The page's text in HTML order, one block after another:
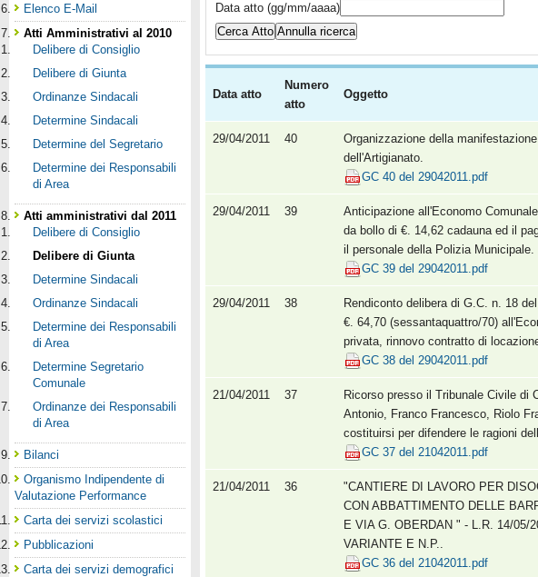
Data atto (gg/mm/aaaa)
Data atto
Numero
atto
Oggetto
29/04/2011 40
Organizzazione della
dell'Artigianato.
GC 40 del 29042011.pdf
29/04/2011 39
Anticipazione all'Economo
da bollo di €. 14,62 cadauna ed il
il personale della Polizia Municipale.
GC 39 del 29042011.pdf
29/04/2011 38
Rendiconto delibera di G.C. n. 18
€. 64,70 (sessantaquattro/70)
privata, rinnovo contratto di
GC 38 del 29042011.pdf
21/04/2011 37
Ricorso presso il Tribunale Civile di
Antonio, Franco Francesco, Riolo
costituirsi per difendere le ragioni
GC 37 del 21042011.pdf
21/04/2011 36
"CANTIERE DI LAVORO PER
CON ABBATTIMENTO DELLE
E VIA G. OBERDAN " - L.R. 14/05/
VARIANTE E N.P..
GC 36 del 21042011.pdf
Elenco E-Mail
Atti Amministrativi al 2010
Delibere di Consiglio
Delibere di Giunta
Ordinanze Sindacali
Determine Sindacali
Determine del Segretario
Determine dei Responsabili
di Area
Atti amministrativi dal 2011
Delibere di Consiglio
Delibere di Giunta
Determine Sindacali
Ordinanze Sindacali
Determine dei Responsabili
di Area
Determine Segretario
Comunale
Ordinanze dei Responsabili
di Area
Bilanci
Organismo Indipendente di
Valutazione Performance
Carta dei servizi scolastici
Pubblicazioni
Carta dei servizi demografici